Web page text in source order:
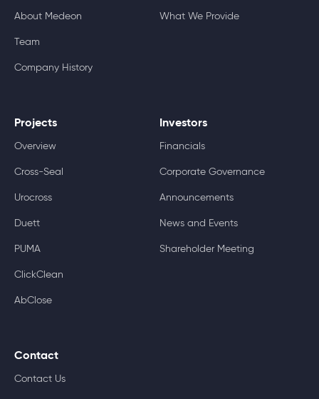
About Medeon
Team
Company History
What We Provide
Projects
Overview
Cross-Seal
Urocross
Duett
PUMA
ClickClean
AbClose
Investors
Financials
Corporate Governance
Announcements
News and Events
Shareholder Meeting
Contact
Contact Us